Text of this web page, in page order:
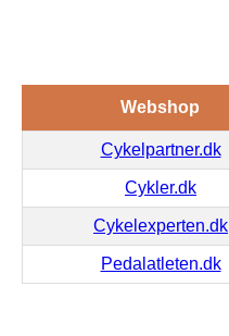
Webshop
Cykelpartner.dk
Cykler.dk
Cykelexperten.dk
Pedalatleten.dk